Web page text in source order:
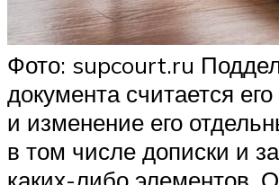
Фото: supcourt.ru
документа считается
и изменение его
в том числе дописки и